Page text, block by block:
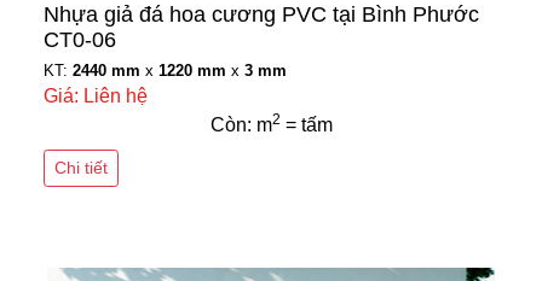
Nhựa giả đá hoa cương PVC tại Bình Phước
CT0-06
KT: 2440 mm x 1220 mm x 3 mm
Giá: Liên hệ
Còn: m2 = tấm
Chi tiết